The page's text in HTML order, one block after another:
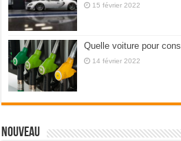
15 février 2022
Quelle voiture pour
14 février 2022
Nouveau